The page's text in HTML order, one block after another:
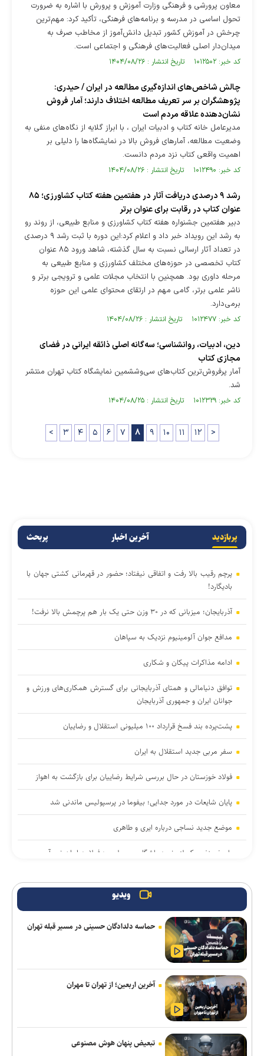
معاون پرورشی و فرهنگی وزارت آموزش و پرورش با اشاره به ضرورت
تحول اساسی در مدرسه و برنامه‌های فرهنگی، تأکید کرد: مهم‌ترین
چرخش در آموزش کشور تبدیل دانش‌آموز از مخاطب صرف به
میدان‌دار اصلی فعالیت‌های فرهنگی و اجتماعی است.
کد خبر: ۱۰۱۲۵۰۲ تاریخ انتشار : ۱۴۰۴/۰۸/۲۶
چالش شاخص‌های اندازه‌گیری مطالعه در ایران / حیدری:
پژوهشگران بر سر تعریف مطالعه اختلاف دارند؛ آمار فروش
نشان‌دهنده علاقه مردم است
مدیرعامل خانه کتاب و ادبیات ایران ، با ابراز گلایه از نگاه‌های منفی به
وضعیت مطالعه، آمارهای فروش بالا در نمایشگاه‌ها را دلیلی بر
اهمیت واقعی کتاب نزد مردم دانست.
کد خبر: ۱۰۱۲۴۹۰ تاریخ انتشار : ۱۴۰۴/۰۸/۲۶
رشد ۹ درصدی دریافت آثار در هفتمین هفته کتاب کشاورزی؛ ۸۵
عنوان کتاب در رقابت برای عنوان برتر
دبیر هفتمین جشنواره هفته کتاب کشاورزی و منابع طبیعی، از روند رو
به رشد این رویداد خبر داد و اعلام کرد:این دوره با ثبت رشد ۹ درصدی
در تعداد آثار ارسالی نسبت به سال گذشته، شاهد ورود ۸۵ عنوان
کتاب تخصصی در حوزه‌های مختلف کشاورزی و منابع طبیعی به
مرحله داوری بود. همچنین با انتخاب مجلات علمی و ترویجی برتر و
ناشر علمی برتر، گامی مهم در ارتقای محتوای علمی این حوزه
برمی‌دارد.
کد خبر: ۱۰۱۲۴۷۷ تاریخ انتشار : ۱۴۰۴/۰۸/۲۶
دین، ادبیات، روانشناسی؛ سه‌گانه اصلی ذائقه ایرانی در فضای
مجازی کتاب
آمار پرفروش‌ترین کتاب‌های سی‌وششمین نمایشگاه کتاب تهران منتشر
شد.
کد خبر: ۱۰۱۲۳۲۹ تاریخ انتشار : ۱۴۰۴/۰۸/۲۵
< ۳ ۴ ۵ ۶ ۷ ۸ ۹ ۱۰ ۱۱ ۱۲ >
پربازدید آخرین اخبار پربحث
پرچم رقیب بالا رفت و اتفاقی نیفتاد؛ حضور در قهرمانی کشتی جهان با
بادیگارد!
آذربایجان؛ میزبانی که در ۳۰ وزن حتی یک بار هم پرچمش بالا نرفت!
مدافع جوان آلومینیوم نزدیک به سپاهان
ادامه مذاکرات پیکان و شکاری
توافق دنیامالی و همتای آذربایجانی برای گسترش همکاری‌های ورزش و
جوانان ایران و جمهوری آذربایجان
پشت‌پرده بند فسخ قرارداد ۱۰۰ میلیونی استقلال و رضاییان
سفر مربی جدید استقلال به ایران
فولاد خوزستان در حال بررسی شرایط رضاییان برای بازگشت به اهواز
پایان شایعات در مورد جدایی؛ بیفوما در پرسپولیس ماندنی شد
موضع جدید نساجی درباره ایری و طاهری
پاسخ منفی یک لزیونر به باشگاه پرسپولیس؛ فعلا به ایران نمی‌آیم
واگذاری امتیاز شناورسازی قشم به سازمان منطقه آزاد/ بازگشت اصولی
به مدیریت فوتبال
پیاتزا به تهران رسید/ ۱۴ بازیکن دیگر اضافه شدند
خرید جدید خیبر سر از ذوب‌آهن درآورد
حاج‌علی‌اکبری: تحرکات سازمان‌یافته‌ای برای ترویج برهنگی انجام
می‌شود
ضرورت نفوذ فناوری دانشگاهی در زنجیره ارزش و عبور از کشاورزی
سنتی/ ۸۵ درصد اراضی کشاورزی ایران خُرد اداره می‌شود
ویدیو
حماسه دلدادگان حسینی در مسیر قبله تهران
آخرین اربعین؛ از تهران تا مهران
تبعیض پنهان هوش مصنوعی